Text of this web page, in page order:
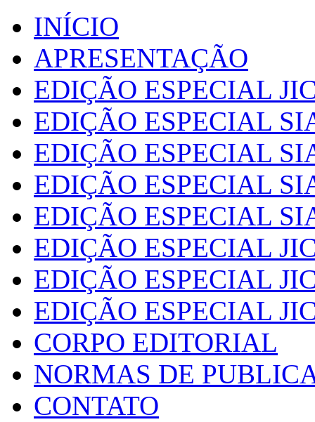
INÍCIO
APRESENTAÇÃO
EDIÇÃO ESPECIAL
EDIÇÃO ESPECIAL
EDIÇÃO ESPECIAL
EDIÇÃO ESPECIAL
EDIÇÃO ESPECIAL
EDIÇÃO ESPECIAL
EDIÇÃO ESPECIAL
EDIÇÃO ESPECIAL
CORPO EDITORIAL
NORMAS DE
CONTATO